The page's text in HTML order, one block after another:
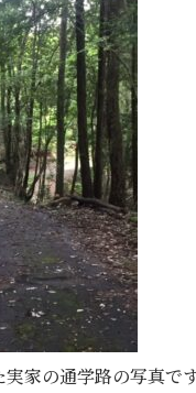
家の通学路の写真です